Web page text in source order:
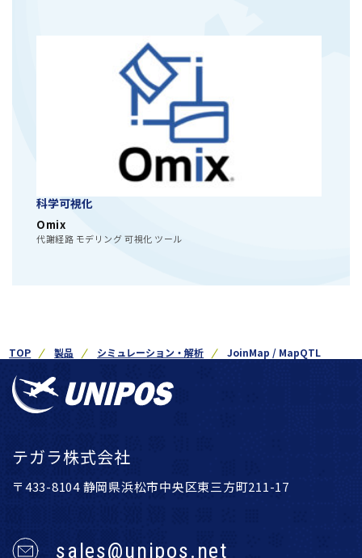
科学可視化
Omix
代謝経路 モデリング 可視化 ツール
TOP 製品 シミュレーション・解析 JoinMap / MapQTL
テガラ株式会社
〒433-8104 静岡県浜松市中央区東三方町211-17
sales@unipos.net